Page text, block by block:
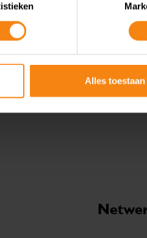
Alles toestaan